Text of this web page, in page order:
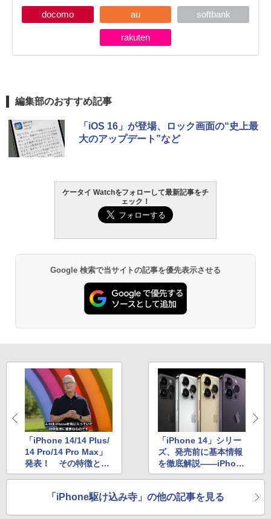
docomo au softbank
rakuten
編集部のおすすめ記事
「iOS 16」が登場、ロック画面の“史上最
大のアップデート”など
ケータイ Watchをフォローして最新記事をチ
ェック！
Google 検索で当サイトの記事を優先表示させる
「iPhone 14/14 Plus/
14 Pro/14 Pro Max」
発表！ その特徴と進
化点は？ アップルの
「iPhone 14」シリー
ズ、発売前に基本情報
を徹底解説――iPhon
e 13シリーズとの違い
「iPhone駆け込み寺」の他の記事を見る